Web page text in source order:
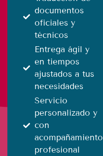
documentos
oficiales y
técnicos
Entrega ágil y
en tiempos
ajustados a tus
necesidades
Servicio
personalizado y
con
acompañamiento
profesional